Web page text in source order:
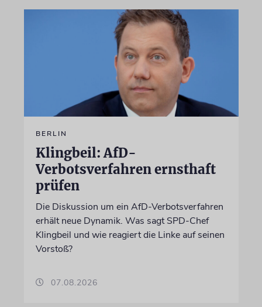
BERLIN
Klingbeil: AfD-
Verbotsverfahren ernsthaft
prüfen
Die Diskussion um ein AfD-Verbotsverfahren
erhält neue Dynamik. Was sagt SPD-Chef
Klingbeil und wie reagiert die Linke auf seinen
Vorstoß?
07.08.2026